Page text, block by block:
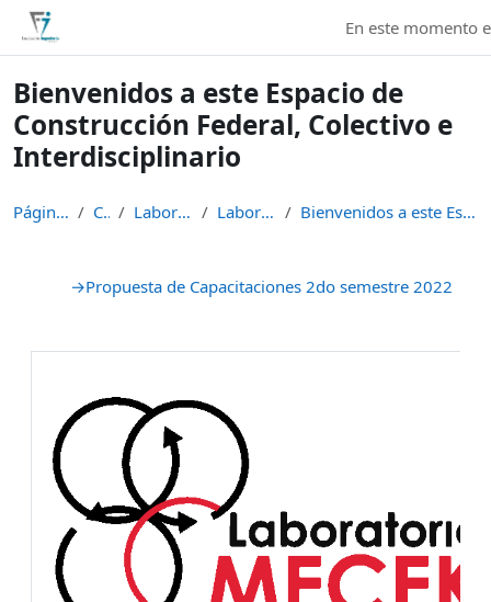
Salta al contenido principal
En este momento
Bienvenidos a este Espacio de
Construcción Federal, Colectivo e
Interdisciplinario
Página Principal Cursos Laboratorio MECEK Laboratorio MECEK Bienvenidos a este Espacio de Construcción Federal...
Perfilado de sección
→Propuesta de Capacitaciones 2do semestre 2022